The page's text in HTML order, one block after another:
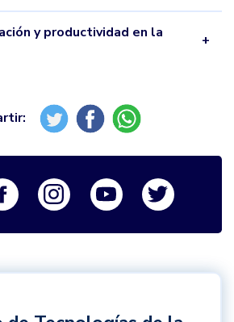
y productividad en la
Logo FacebookLogo InstagramLogo Youtube